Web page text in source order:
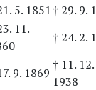
5. 1851† 29. 9.
11.
† 24. 2.
9. 1869
† 11. 12.
1938